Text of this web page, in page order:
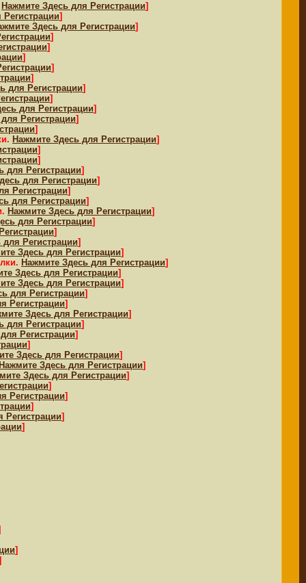
Нажмите Здесь для Регистрации]
]
Здесь для Регистрации]
]
]
]
]
]
для Регистрации]
]
для Регистрации]
Регистрации]
]
Нажмите Здесь для Регистрации]
]
]
для Регистрации]
для Регистрации]
Регистрации]
для Регистрации]
Нажмите Здесь для Регистрации]
для Регистрации]
]
Регистрации]
Здесь для Регистрации]
Нажмите Здесь для Регистрации]
Здесь для Регистрации]
Здесь для Регистрации]
для Регистрации]
Регистрации]
Здесь для Регистрации]
для Регистрации]
Регистрации]
]
Здесь для Регистрации]
Нажмите Здесь для Регистрации]
Здесь для Регистрации]
]
Регистрации]
]
Регистрации]
]
]